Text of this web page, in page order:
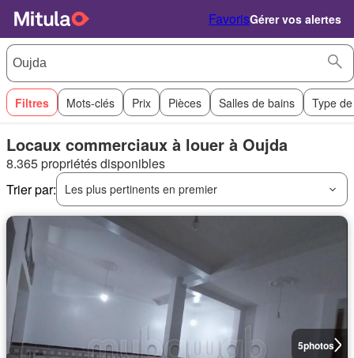
FavorisGérer vos alertes
Filtres Mots-clés Prix Pièces Salles de bains Type
Locaux commerciaux à louer à Oujda
8.365 propriétés disponibles
Trier par:
Les plus pertinents en premier
5photos